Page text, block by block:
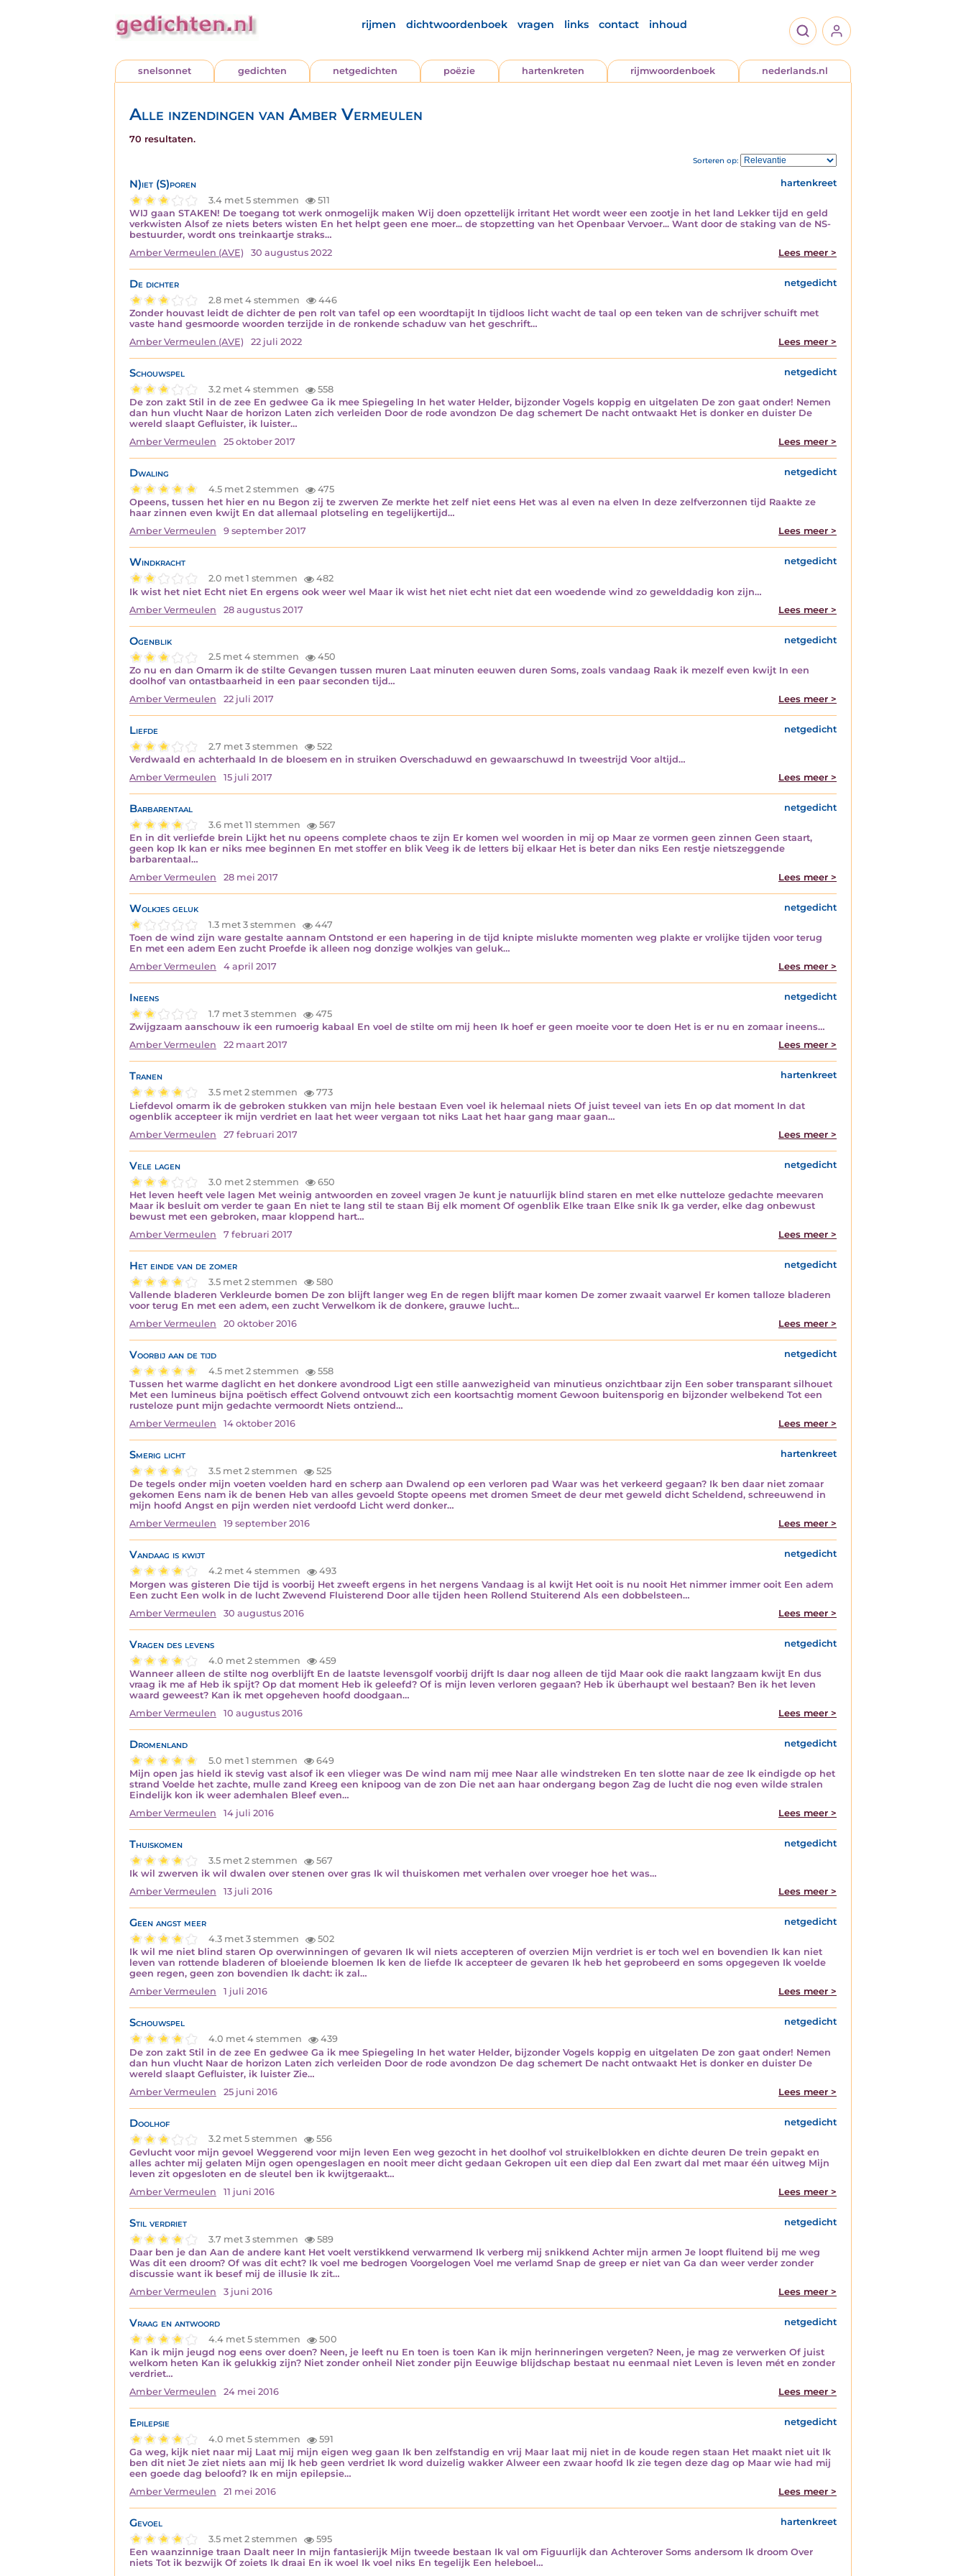
rijmen dichtwoordenboek vragen links contact inhoud
snelsonnet gedichten netgedichten poëzie hartenkreten rijmwoordenboek nederlands.nl
Alle inzendingen van Amber Vermeulen
70 resultaten.
Sorteren op:
N)iet (S)poren
hartenkreet
3.4 met 5 stemmen
511
WIJ gaan STAKEN! De toegang tot werk onmogelijk maken Wij doen opzettelijk irritant Het wordt weer een zootje in het land Lekker tijd en geld
verkwisten Alsof ze niets beters wisten En het helpt geen ene moer... de stopzetting van het Openbaar Vervoer... Want door de staking van de NS-
bestuurder, wordt ons treinkaartje straks…
Amber Vermeulen (AVE)
30 augustus 2022 Lees meer >
De dichter
netgedicht
2.8 met 4 stemmen
446
Zonder houvast leidt de dichter de pen rolt van tafel op een woordtapijt In tijdloos licht wacht de taal op een teken van de schrijver schuift met
vaste hand gesmoorde woorden terzijde in de ronkende schaduw van het geschrift…
Amber Vermeulen (AVE)
22 juli 2022 Lees meer >
Schouwspel
netgedicht
3.2 met 4 stemmen
558
De zon zakt Stil in de zee En gedwee Ga ik mee Spiegeling In het water Helder, bijzonder Vogels koppig en uitgelaten De zon gaat onder! Nemen
dan hun vlucht Naar de horizon Laten zich verleiden Door de rode avondzon De dag schemert De nacht ontwaakt Het is donker en duister De
wereld slaapt Gefluister, ik luister…
Amber Vermeulen
25 oktober 2017 Lees meer >
Dwaling
netgedicht
4.5 met 2 stemmen
475
Opeens, tussen het hier en nu Begon zij te zwerven Ze merkte het zelf niet eens Het was al even na elven In deze zelfverzonnen tijd Raakte ze
haar zinnen even kwijt En dat allemaal plotseling en tegelijkertijd…
Amber Vermeulen
9 september 2017 Lees meer >
Windkracht
netgedicht
2.0 met 1 stemmen
482
Ik wist het niet Echt niet En ergens ook weer wel Maar ik wist het niet echt niet dat een woedende wind zo gewelddadig kon zijn…
Amber Vermeulen
28 augustus 2017 Lees meer >
Ogenblik
netgedicht
2.5 met 4 stemmen
450
Zo nu en dan Omarm ik de stilte Gevangen tussen muren Laat minuten eeuwen duren Soms, zoals vandaag Raak ik mezelf even kwijt In een
doolhof van ontastbaarheid in een paar seconden tijd…
Amber Vermeulen
22 juli 2017 Lees meer >
Liefde
netgedicht
2.7 met 3 stemmen
522
Verdwaald en achterhaald In de bloesem en in struiken Overschaduwd en gewaarschuwd In tweestrijd Voor altijd…
Amber Vermeulen
15 juli 2017 Lees meer >
Barbarentaal
netgedicht
3.6 met 11 stemmen
567
En in dit verliefde brein Lijkt het nu opeens complete chaos te zijn Er komen wel woorden in mij op Maar ze vormen geen zinnen Geen staart,
geen kop Ik kan er niks mee beginnen En met stoffer en blik Veeg ik de letters bij elkaar Het is beter dan niks Een restje nietszeggende
barbarentaal…
Amber Vermeulen
28 mei 2017 Lees meer >
Wolkjes geluk
netgedicht
1.3 met 3 stemmen
447
Toen de wind zijn ware gestalte aannam Ontstond er een hapering in de tijd knipte mislukte momenten weg plakte er vrolijke tijden voor terug
En met een adem Een zucht Proefde ik alleen nog donzige wolkjes van geluk…
Amber Vermeulen
4 april 2017 Lees meer >
Ineens
netgedicht
1.7 met 3 stemmen
475
Zwijgzaam aanschouw ik een rumoerig kabaal En voel de stilte om mij heen Ik hoef er geen moeite voor te doen Het is er nu en zomaar ineens…
Amber Vermeulen
22 maart 2017 Lees meer >
Tranen
hartenkreet
3.5 met 2 stemmen
773
Liefdevol omarm ik de gebroken stukken van mijn hele bestaan Even voel ik helemaal niets Of juist teveel van iets En op dat moment In dat
ogenblik accepteer ik mijn verdriet en laat het weer vergaan tot niks Laat het haar gang maar gaan…
Amber Vermeulen
27 februari 2017 Lees meer >
Vele lagen
netgedicht
3.0 met 2 stemmen
650
Het leven heeft vele lagen Met weinig antwoorden en zoveel vragen Je kunt je natuurlijk blind staren en met elke nutteloze gedachte meevaren
Maar ik besluit om verder te gaan En niet te lang stil te staan Bij elk moment Of ogenblik Elke traan Elke snik Ik ga verder, elke dag onbewust
bewust met een gebroken, maar kloppend hart…
Amber Vermeulen
7 februari 2017 Lees meer >
Het einde van de zomer
netgedicht
3.5 met 2 stemmen
580
Vallende bladeren Verkleurde bomen De zon blijft langer weg En de regen blijft maar komen De zomer zwaait vaarwel Er komen talloze bladeren
voor terug En met een adem, een zucht Verwelkom ik de donkere, grauwe lucht…
Amber Vermeulen
20 oktober 2016 Lees meer >
Voorbij aan de tijd
netgedicht
4.5 met 2 stemmen
558
Tussen het warme daglicht en het donkere avondrood Ligt een stille aanwezigheid van minutieus onzichtbaar zijn Een sober transparant silhouet
Met een lumineus bijna poëtisch effect Golvend ontvouwt zich een koortsachtig moment Gewoon buitensporig en bijzonder welbekend Tot een
rusteloze punt mijn gedachte vermoordt Niets ontziend…
Amber Vermeulen
14 oktober 2016 Lees meer >
Smerig licht
hartenkreet
3.5 met 2 stemmen
525
De tegels onder mijn voeten voelden hard en scherp aan Dwalend op een verloren pad Waar was het verkeerd gegaan? Ik ben daar niet zomaar
gekomen Eens nam ik de benen Heb van alles gevoeld Stopte opeens met dromen Smeet de deur met geweld dicht Scheldend, schreeuwend in
mijn hoofd Angst en pijn werden niet verdoofd Licht werd donker…
Amber Vermeulen
19 september 2016 Lees meer >
Vandaag is kwijt
netgedicht
4.2 met 4 stemmen
493
Morgen was gisteren Die tijd is voorbij Het zweeft ergens in het nergens Vandaag is al kwijt Het ooit is nu nooit Het nimmer immer ooit Een adem
Een zucht Een wolk in de lucht Zwevend Fluisterend Door alle tijden heen Rollend Stuiterend Als een dobbelsteen…
Amber Vermeulen
30 augustus 2016 Lees meer >
Vragen des levens
netgedicht
4.0 met 2 stemmen
459
Wanneer alleen de stilte nog overblijft En de laatste levensgolf voorbij drijft Is daar nog alleen de tijd Maar ook die raakt langzaam kwijt En dus
vraag ik me af Heb ik spijt? Op dat moment Heb ik geleefd? Of is mijn leven verloren gegaan? Heb ik überhaupt wel bestaan? Ben ik het leven
waard geweest? Kan ik met opgeheven hoofd doodgaan…
Amber Vermeulen
10 augustus 2016 Lees meer >
Dromenland
netgedicht
5.0 met 1 stemmen
649
Mijn open jas hield ik stevig vast alsof ik een vlieger was De wind nam mij mee Naar alle windstreken En ten slotte naar de zee Ik eindigde op het
strand Voelde het zachte, mulle zand Kreeg een knipoog van de zon Die net aan haar ondergang begon Zag de lucht die nog even wilde stralen
Eindelijk kon ik weer ademhalen Bleef even…
Amber Vermeulen
14 juli 2016 Lees meer >
Thuiskomen
netgedicht
3.5 met 2 stemmen
567
Ik wil zwerven ik wil dwalen over stenen over gras Ik wil thuiskomen met verhalen over vroeger hoe het was…
Amber Vermeulen
13 juli 2016 Lees meer >
Geen angst meer
netgedicht
4.3 met 3 stemmen
502
Ik wil me niet blind staren Op overwinningen of gevaren Ik wil niets accepteren of overzien Mijn verdriet is er toch wel en bovendien Ik kan niet
leven van rottende bladeren of bloeiende bloemen Ik ken de liefde Ik accepteer de gevaren Ik heb het geprobeerd en soms opgegeven Ik voelde
geen regen, geen zon bovendien Ik dacht: ik zal…
Amber Vermeulen
1 juli 2016 Lees meer >
Schouwspel
netgedicht
4.0 met 4 stemmen
439
De zon zakt Stil in de zee En gedwee Ga ik mee Spiegeling In het water Helder, bijzonder Vogels koppig en uitgelaten De zon gaat onder! Nemen
dan hun vlucht Naar de horizon Laten zich verleiden Door de rode avondzon De dag schemert De nacht ontwaakt Het is donker en duister De
wereld slaapt Gefluister, ik luister Zie…
Amber Vermeulen
25 juni 2016 Lees meer >
Doolhof
netgedicht
3.2 met 5 stemmen
556
Gevlucht voor mijn gevoel Weggerend voor mijn leven Een weg gezocht in het doolhof vol struikelblokken en dichte deuren De trein gepakt en
alles achter mij gelaten Mijn ogen opengeslagen en nooit meer dicht gedaan Gekropen uit een diep dal Een zwart dal met maar één uitweg Mijn
leven zit opgesloten en de sleutel ben ik kwijtgeraakt…
Amber Vermeulen
11 juni 2016 Lees meer >
Stil verdriet
netgedicht
3.7 met 3 stemmen
589
Daar ben je dan Aan de andere kant Het voelt verstikkend verwarmend Ik verberg mij snikkend Achter mijn armen Je loopt fluitend bij me weg
Was dit een droom? Of was dit echt? Ik voel me bedrogen Voorgelogen Voel me verlamd Snap de greep er niet van Ga dan weer verder zonder
discussie want ik besef mij de illusie Ik zit…
Amber Vermeulen
3 juni 2016 Lees meer >
Vraag en antwoord
netgedicht
4.4 met 5 stemmen
500
Kan ik mijn jeugd nog eens over doen? Neen, je leeft nu En toen is toen Kan ik mijn herinneringen vergeten? Neen, je mag ze verwerken Of juist
welkom heten Kan ik gelukkig zijn? Niet zonder onheil Niet zonder pijn Eeuwige blijdschap bestaat nu eenmaal niet Leven is leven mét en zonder
verdriet…
Amber Vermeulen
24 mei 2016 Lees meer >
Epilepsie
netgedicht
4.0 met 5 stemmen
591
Ga weg, kijk niet naar mij Laat mij mijn eigen weg gaan Ik ben zelfstandig en vrij Maar laat mij niet in de koude regen staan Het maakt niet uit Ik
ben dit niet Je ziet niets aan mij Ik heb geen verdriet Ik word duizelig wakker Alweer een zwaar hoofd Ik zie tegen deze dag op Maar wie had mij
een goede dag beloofd? Ik en mijn epilepsie…
Amber Vermeulen
21 mei 2016 Lees meer >
Gevoel
hartenkreet
3.5 met 2 stemmen
595
Een waanzinnige traan Daalt neer In mijn fantasierijk Mijn tweede bestaan Ik val om Figuurlijk dan Achterover Soms andersom Ik droom Over
niets Tot ik bezwijk Of zoiets Ik draai En ik woel Ik voel niks En tegelijk Een heleboel…